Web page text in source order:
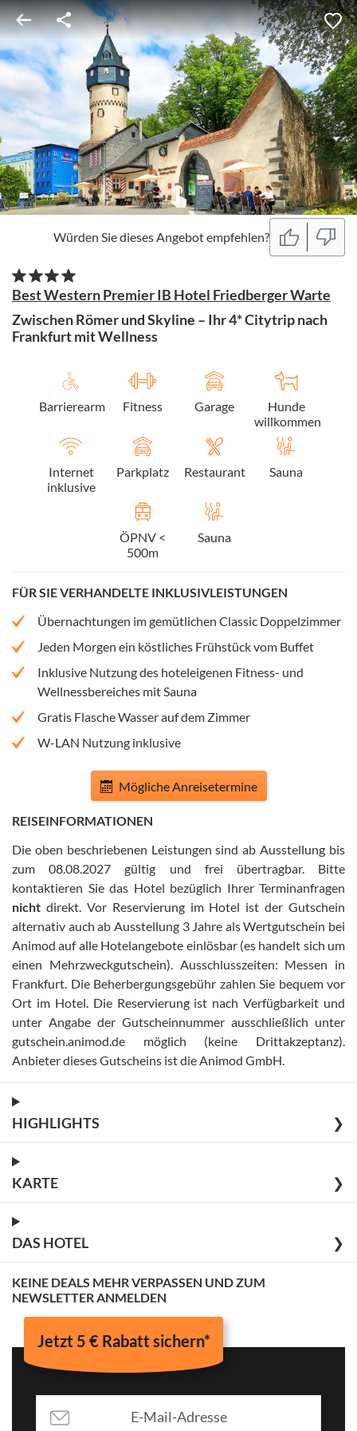
Würden Sie dieses Angebot empfehlen?
Best Western Premier IB Hotel Friedberger Warte
Zwischen Römer und Skyline – Ihr 4* Citytrip nach
Frankfurt mit Wellness
Barrierearm Fitness Garage
Hunde
willkommen
Internet
inklusive
Parkplatz Restaurant Sauna
ÖPNV <
500m
Sauna
FÜR SIE VERHANDELTE INKLUSIVLEISTUNGEN
Übernachtungen im gemütlichen Classic Doppelzimmer
Jeden Morgen ein köstliches Frühstück vom Buffet
Inklusive Nutzung des hoteleigenen Fitness- und
Wellnessbereiches mit Sauna
Gratis Flasche Wasser auf dem Zimmer
W-LAN Nutzung inklusive
Mögliche Anreisetermine
REISEINFORMATIONEN
Die oben beschriebenen Leistungen sind ab Ausstellung bis
zum 08.08.2027 gültig und frei übertragbar. Bitte
kontaktieren Sie das Hotel bezüglich Ihrer Terminanfragen
nicht direkt. Vor Reservierung im Hotel ist der Gutschein
alternativ auch ab Ausstellung 3 Jahre als Wertgutschein bei
Animod auf alle Hotelangebote einlösbar (es handelt sich um
einen Mehrzweckgutschein)
Ausschlusszeiten: Messen in
Frankfurt Die Beherbergungsgebühr zahlen Sie bequem vor
Ort im Hotel Die Reservierung ist nach Verfügbarkeit und
unter Angabe der Gutscheinnummer ausschließlich unter
gutschein.animod.de möglich (keine Drittakzeptanz)
Anbieter dieses Gutscheins ist die Animod GmbH
HIGHLIGHTS ❯
KARTE ❯
DAS HOTEL ❯
KEINE DEALS MEHR VERPASSEN UND ZUM
NEWSLETTER ANMELDEN
Jetzt 5 € Rabatt sichern*